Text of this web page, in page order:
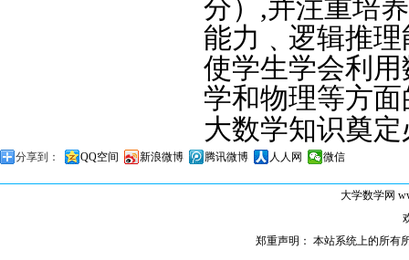
分） ,并注重培
能力﹑逻辑推
使学生学会利
学和物理等方
大数学知识奠
分享到： QQ空间 新浪微博 腾讯微博 人人网 微信
大学数学网
郑重声明： 本站系统上的所有